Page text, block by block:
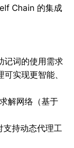
Chain 的集成
记词的使用需求
实现更智能、
解网络（基于
支持动态代理工